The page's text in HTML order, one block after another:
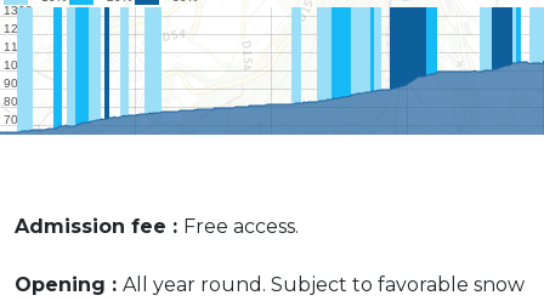
Admission fee : Free access.
Opening : All year round. Subject to favorable snow